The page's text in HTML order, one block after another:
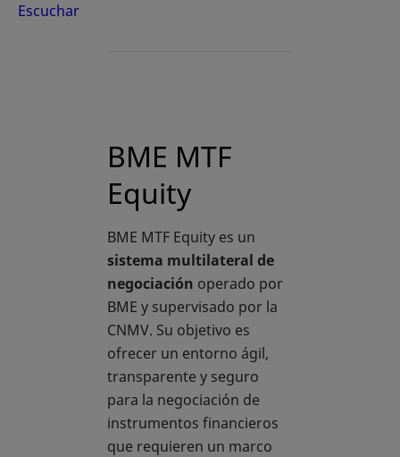
Escuchar
BME MTF
Equity
BME MTF Equity es un
sistema multilateral de
negociación operado por
BME y supervisado por la
CNMV. Su objetivo es
ofrecer un entorno ágil,
transparente y seguro
para la negociación de
instrumentos financieros
que requieren un marco